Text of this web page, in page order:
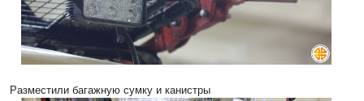
Разместили багажную сумку и канистры